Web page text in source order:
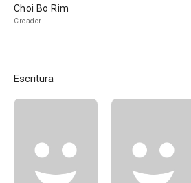
Choi Bo Rim
Creador
Escritura